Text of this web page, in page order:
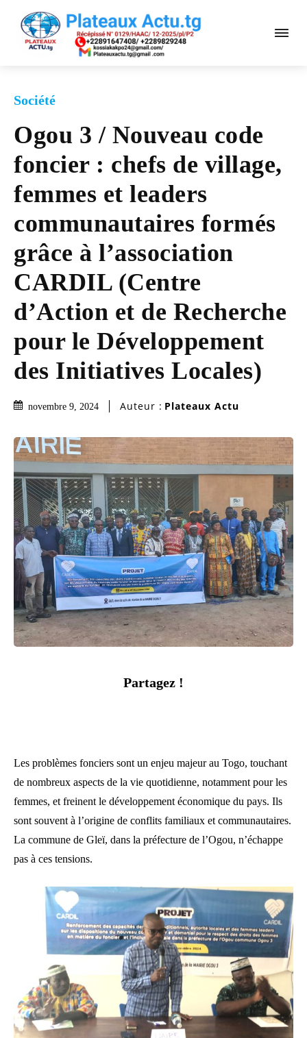
Société
Ogou 3 / Nouveau code
foncier : chefs de village,
femmes et leaders
communautaires formés
grâce à l’association
CARDIL (Centre
d’Action et de Recherche
pour le Développement
des Initiatives Locales)
novembre 9, 2024 Auteur : Plateaux Actu
Partagez !
Les problèmes fonciers sont un enjeu majeur au Togo, touchant
de nombreux aspects de la vie quotidienne, notamment pour les
femmes, et freinent le développement économique du pays. Ils
sont souvent à l’origine de conflits familiaux et communautaires.
La commune de Gleï, dans la préfecture de l’Ogou, n’échappe
pas à ces tensions.